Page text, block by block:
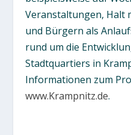
Veranstaltungen, Halt
und Bürgern als
rund um die
Stadtquartiers in
Informationen zum
www.Krampnitz.de.